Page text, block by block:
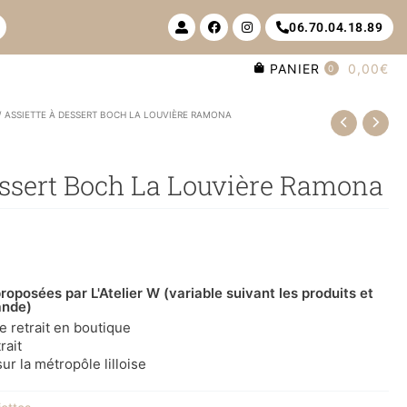
U
s
e
r
t
F
a
c
e
k
I
n
s
t
06.70.04.18.89
PANIER 0 0,00€
À DESSERT BOCH LA LOUVIÈRE RAMONA
Boch La Louvière Ramona
par L'Atelier W (variable suivant les produits et
retrait en boutique
la métropôle lilloise